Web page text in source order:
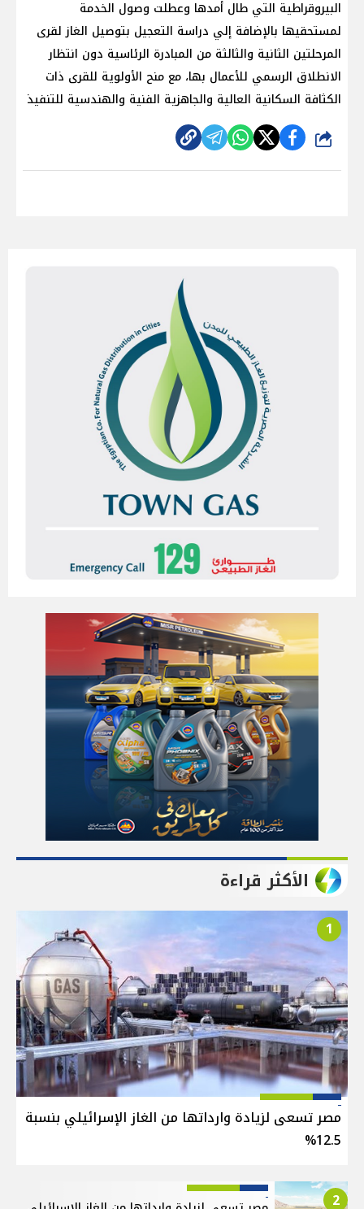
البيروقراطية التي طال أمدها وعطلت وصول الخدمة
لمستحقيها بالإضافة إلي دراسة التعجيل بتوصيل الغاز لقرى
المرحلتين الثانية والثالثة من المبادرة الرئاسية دون انتظار
الانطلاق الرسمي للأعمال بها، مع منح الأولوية للقرى ذات
الكثافة السكانية العالية والجاهزية الفنية والهندسية للتنفيذ
شارك
الأكثر قراءة
1
مصر تسعى لزيادة وارداتها من الغاز الإسرائيلي بنسبة
12.5%
2